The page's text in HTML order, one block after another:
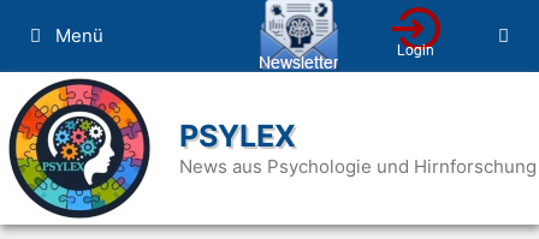
Inhalt
springen
Menü
PSYLEX
News aus Psychologie und Hirnforschung